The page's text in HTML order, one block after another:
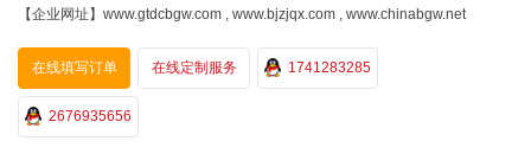
【企业网址】www.gtdcbgw.com , www.bjzjqx.com , www.chinabgw.net
在线填写订单 在线定制服务 1741283285
2676935656